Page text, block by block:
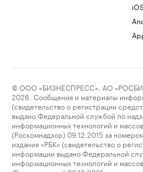
iOS
© ООО «БИЗНЕСПРЕСС», АО
2026. Сообщения и материалы
(свидетельство о регистрации
выдано Федеральной службой по
информационных технологий и
(Роскомнадзор) 09.12.2015 за
издания «РБК» (свидетельство о
информации выдано Федеральной
информационных технологий и